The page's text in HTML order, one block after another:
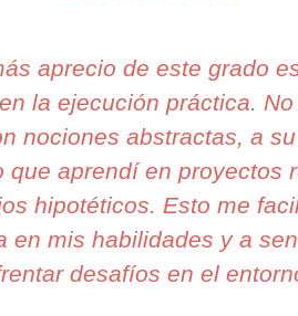
aprecio de este grado
la ejecución práctica.
nociones abstractas, a
que aprendí en proyectos
hipotéticos. Esto me
en mis habilidades y a
desafíos en el